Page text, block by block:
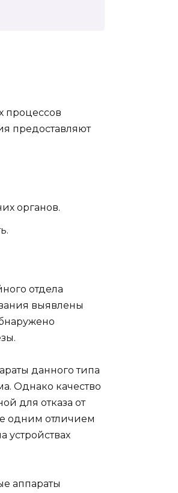
процессов
предоставляют
органов.
отдела
выявлены
данного типа
Однако качество
для отказа от
одним отличием
устройствах
аппараты